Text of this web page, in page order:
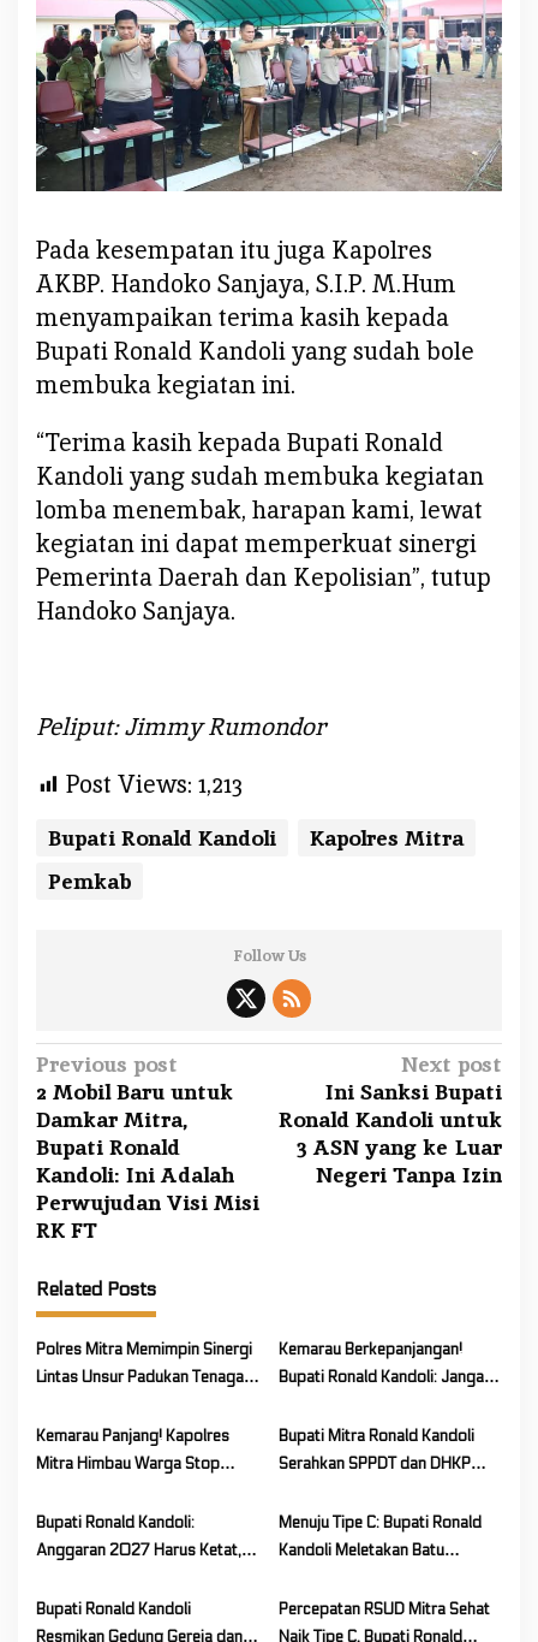
H
U
T
B
h
a
y
g
k
a
r
a
e
7
9
Pada kesempatan itu juga Kapolres
AKBP. Handoko Sanjaya, S.I.P. M.Hum
menyampaikan terima kasih kepada
Bupati Ronald Kandoli yang sudah bole
membuka kegiatan ini.
“Terima kasih kepada Bupati Ronald
Kandoli yang sudah membuka kegiatan
lomba menembak, harapan kami, lewat
kegiatan ini dapat memperkuat sinergi
Pemerinta Daerah dan Kepolisian”, tutup
Handoko Sanjaya.
Peliput: Jimmy Rumondor
Post Views: 1,213
Bupati Ronald Kandoli
Kapolres Mitra
Pemkab
Follow Us
P
o
s
t
n
a
i
g
a
i
o
Previous post
2 Mobil Baru untuk
Damkar Mitra,
Bupati Ronald
Kandoli: Ini Adalah
Perwujudan Visi Misi
RK FT
Next post
Ini Sanksi Bupati
Ronald Kandoli untuk
3 ASN yang ke Luar
Negeri Tanpa Izin
Related Posts
Polres Mitra Memimpin Sinergi
Lintas Unsur Padukan Tenaga
Gunung Soputan
Kemarau Berkepanjangan!
Bupati Ronald Kandoli: Jangan
Kebakaran Besar
Kemarau Panjang! Kapolres
Mitra Himbau Warga Stop
Bupati Mitra Ronald Kandoli
Serahkan SPPDT dan DHKP
Seluruh Camat
Bupati Ronald Kandoli:
Anggaran 2027 Harus Ketat,
Rakyat
Menuju Tipe C: Bupati Ronald
Kandoli Meletakan Batu
Renovasi RSUD Mitra Sehat
Bupati Ronald Kandoli
Resmikan Gedung Gereja dan
Percepatan RSUD Mitra Sehat
Naik Tipe C, Bupati Ronald